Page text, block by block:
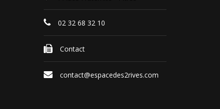
02 32 68 32 10
Contact
contact@espacedes2rives.com